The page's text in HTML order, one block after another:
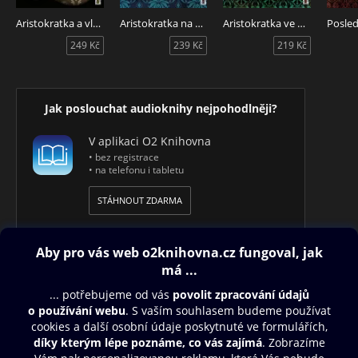
Aristokratka a vlna zločinnosti na zámku Kostka
249 Kč
Aristokratka na koni
239 Kč
Aristokratka ve varu
219 Kč
Jak poslouchat audioknihy nejpohodlněji?
V aplikaci O2 Knihovna
• bez registrace
• na telefonu i tabletu
STÁHNOUT ZDARMA
Obsah ke stažení
Moje O2 Knihovna